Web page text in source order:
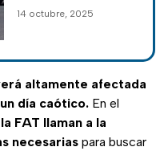
público
diferente en
nuevos costos irán
de 11 a 14 pesos
dependiendo la
zona.
14 octubre, 2025
altamente afectada
día caótico. En el
FAT llaman a la
necesarias para buscar